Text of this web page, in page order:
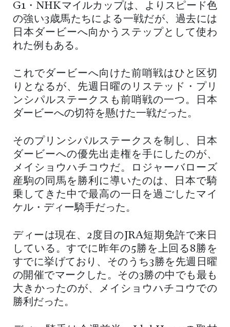
G1・NHKマイルカップは、よりスピード色
の強い3歳馬たちによる一戦だが、過去には
日本ダービーへ向かうステップとして使わ
れた例もある。
これでダービーへ向けた前哨戦はひと区切
りとなるが、先週日曜のリステッド・プリ
ンシパルステークスも前哨戦の一つ。日本
ダービーへの切符を懸けた一戦だった。
そのプリンシパルステークスを制し、日本
ダービーへの優先出走権を手にしたのが、
メイショウハチコウだ。ロジャーバローズ
産駒の同馬を勝利に導いたのは、日本で騎
乗してきた中で最高の一日を過ごしたマイ
ケル・ディー騎手だった。
ディーは現在、2度目のJRA短期免許で来日
している。すでに昨年の5勝を上回る8勝を
すでに挙げており、そのうち3勝を先週日曜
の開催でマークした。その3勝の中でも最も
大きかったのが、メイショウハチコウでの
勝利だった。